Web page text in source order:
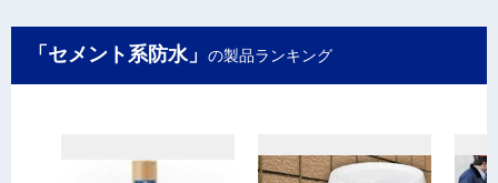
「セメント系防水」 の製品ランキング